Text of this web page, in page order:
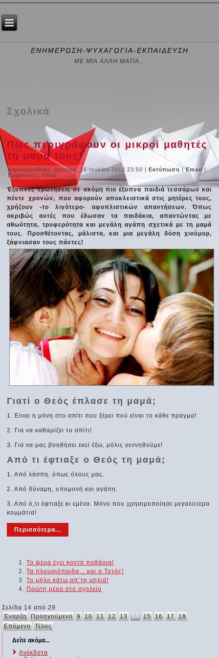
ΕΝΗΜΕΡΩΣΗ-ΨΥΧΑΓΩΓΙΑ-ΕΚΠΑΙΔΕΥΣΗ
ΜΕ ΜΙΑ ΑΛΛΗ ΜΑΤΙΑ...
Σχολικά
Πως περιγράφουν οι μικροί μαθητές
τη μαμά τους!
Δημιουργήθηκε: Δευτέρα, 16 Ιουλίου 2012 23:50 |Εκτύπωση|Email|
Εμφανίσεις: 6448
Έξυπνες ερωτήσεις σε ακόμη πιο έξυπνα παιδιά τεσσάρων και
πέντε χρονών, που αφορούν αποκλειστικά στις μητέρες τους,
χρήζουν -το λιγότερο- αφοπλιστικών απαντήσεων. Όπως
ακριβώς αυτές που έδωσαν τα παιδάκια, απαντώντας με
αθωότητα, τρυφερότητα και μεγάλη αγάπη σχετικά με τη μαμά
τους. Προσθέτοντας, μάλιστα, και μια μεγάλη δόση χιούμορ,
ξάφνιασαν τους πάντες!
Γιατί ο Θεός έπλασε τη μαμά;
1. Είναι η μόνη στο σπίτι που ξέρει πού είναι το κάθε πράγμα!
2. Για να καθαρίζει το σπίτι!
3. Για να μας βοηθήσει εκεί έξω, μόλις γεννηθούμε!
Από τι έφτιαξε ο Θεός τη μαμά;
1. Από λάσπη, όπως όλους μας.
2. Από δύναμη, υπομονή και αγάπη.
3. Από ό,τι έφτιαξε κι εμένα. Μόνο που χρησιμοποίησε μεγαλύτερα
κομμάτια!
Περισσότερα...
Το ψέμα έχει κοντά ποδάρια!
Τα πλουσιόπαιδα... και ο Τοτός!
Το μήλο κάτω απ΄τη μηλιά!
Πρώτη μέρα στο σχολείο
Σελίδα 14 από 29
Έναρξη Προηγούμενο 9 10 11 12 13 14 15 16 17 18
Επόμενο Τέλος
Δείτε ακόμα...
Ανέκδοτα